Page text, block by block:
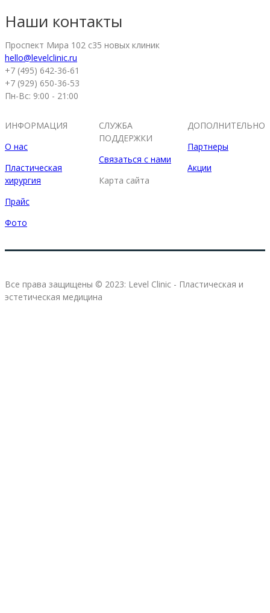
Наши контакты
Проспект Мира 102 с35 новых клиник
hello@levelclinic.ru
+7 (495) 642-36-61
+7 (929) 650-36-53
Пн-Вс: 9:00 - 21:00
ИНФОРМАЦИЯ
О нас
Пластическая
хирургия
Прайс
Фото
СЛУЖБА
ПОДДЕРЖКИ
Связаться с нами
Карта сайта
ДОПОЛНИТЕЛЬНО
Партнеры
Акции
Все права защищены © 2023: Level Clinic - Пластическая и
эстетическая медицина